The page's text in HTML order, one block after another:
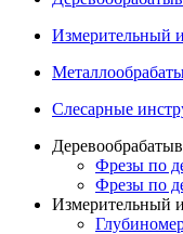
Измерительный
Слесарные
Фрезы по
Фрезы по
Измерительный